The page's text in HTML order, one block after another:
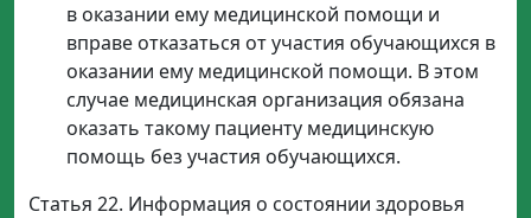
в оказании ему медицинской помощи и
вправе отказаться от участия обучающихся в
оказании ему медицинской помощи. В этом
случае медицинская организация обязана
оказать такому пациенту медицинскую
помощь без участия обучающихся.
Статья 22. Информация о состоянии здоровья